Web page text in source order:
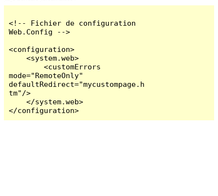
<!-- Fichier de configuration
Web.Config -->
<configuration>
    <system.web>
        <customErrors
mode="RemoteOnly"
defaultRedirect="mycustompage.h
tm"/>
    </system.web>
</configuration>